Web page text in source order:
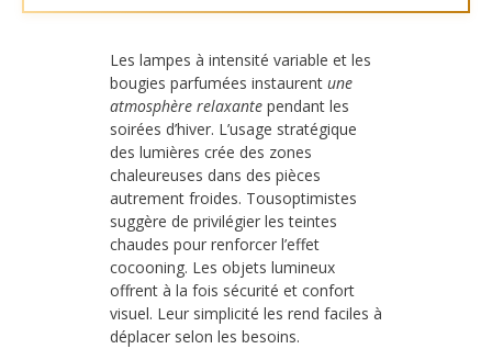
Les lampes à intensité variable et les
bougies parfumées instaurent une
atmosphère relaxante pendant les
soirées d’hiver. L’usage stratégique
des lumières crée des zones
chaleureuses dans des pièces
autrement froides. Tousoptimistes
suggère de privilégier les teintes
chaudes pour renforcer l’effet
cocooning. Les objets lumineux
offrent à la fois sécurité et confort
visuel. Leur simplicité les rend faciles à
déplacer selon les besoins.